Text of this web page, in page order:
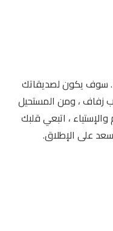
. سوف يكون لصديقاتك
زفاف ، ومن المستحيل
، اتبعي قلبك
على الإطلاق.